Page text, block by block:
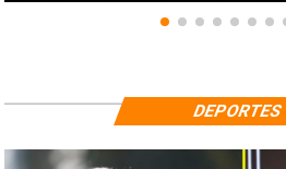
DEPORTES